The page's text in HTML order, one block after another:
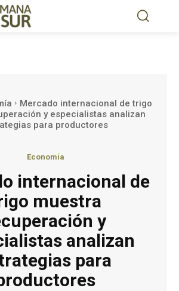
Mercado internacional de trigo
y especialistas analizan
para productores
Economía
internacional de
muestra
y
analizan
para